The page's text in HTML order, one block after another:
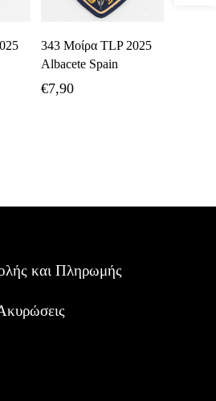
Προσθήκη Στο
Καλάθι
343 Μοίρα TLP 2025
Albacete Spain
€7,90
και Πληρωμής